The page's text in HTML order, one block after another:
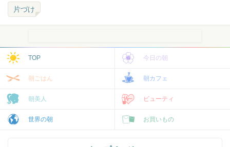
片づけ
TOP 今日の朝
朝ごはん 朝カフェ
朝美人 ビューティ
世界の朝 お買いもの